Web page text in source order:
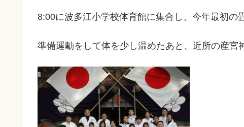
8:00に波多江小学校体育館に集合し、今年最初の
準備運動をして体を少し温めたあと、近所の産宮